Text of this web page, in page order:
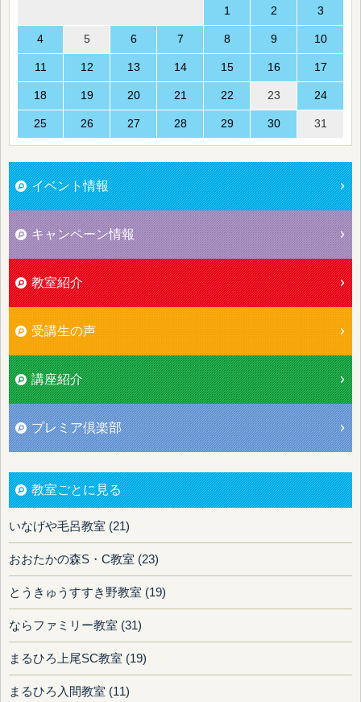
1 2 3
4 5 6 7 8 9 10
11 12 13 14 15 16 17
18 19 20 21 22 23 24
25 26 27 28 29 30 31
イベント情報
キャンペーン情報
教室紹介
受講生の声
講座紹介
プレミア倶楽部
教室ごとに見る
いなげや毛呂教室 (21)
おおたかの森S・C教室 (23)
とうきゅうすすき野教室 (19)
ならファミリー教室 (31)
まるひろ上尾SC教室 (19)
まるひろ入間教室 (11)